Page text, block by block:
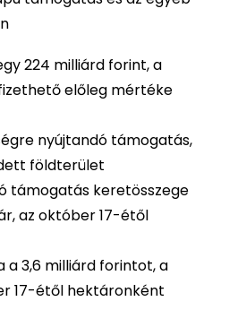
224 milliárd forint, a
előleg mértéke
nyújtandó támogatás,
földterület
támogatás keretösszege
az október 17-étől
3,6 milliárd forintot, a
17-étől hektáronként